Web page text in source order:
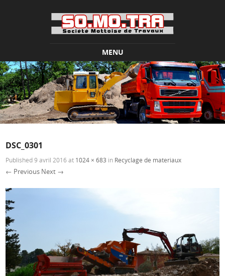
MENU
Skip to content
DSC_0301
Published9 avril 2016 at 1024 × 683 in Recyclage de materiaux
← Previous Next →